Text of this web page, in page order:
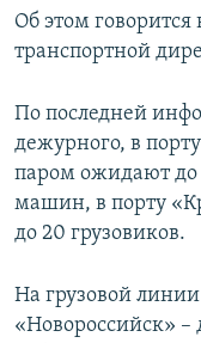
Об этом
транспортной
По последней
дежурного, в
паром ожидают до
машин, в порту
до 20 грузовиков.
На грузовой
«Новороссийск»